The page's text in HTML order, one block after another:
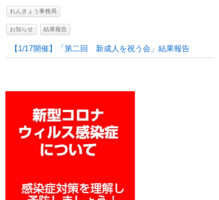
れんきょう事務局
お知らせ 結果報告
【1/17開催】「第二回 新成人を祝う会」結果報告